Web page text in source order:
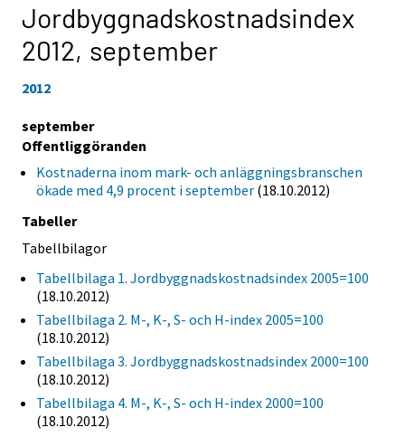
Jordbyggnadskostnadsindex
2012, september
2012
september
Offentliggöranden
Kostnaderna inom mark- och anläggningsbranschen
ökade med 4,9 procent i september (18.10.2012)
Tabeller
Tabellbilagor
Tabellbilaga 1. Jordbyggnadskostnadsindex 2005=100
(18.10.2012)
Tabellbilaga 2. M-, K-, S- och H-index 2005=100
(18.10.2012)
Tabellbilaga 3. Jordbyggnadskostnadsindex 2000=100
(18.10.2012)
Tabellbilaga 4. M-, K-, S- och H-index 2000=100
(18.10.2012)